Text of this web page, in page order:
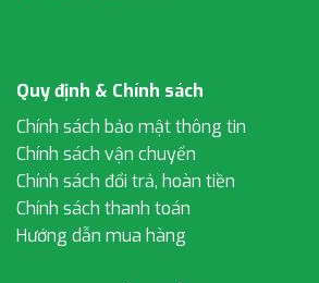
Quy định & Chính sách
Chính sách bảo mật thông tin
Chính sách vận chuyển
Chính sách đổi trả, hoàn tiền
Chính sách thanh toán
Hướng dẫn mua hàng